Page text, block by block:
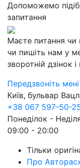
Допоможемо
запитання
Маєте питання чи
чи пишіть нам у
зворотній дзінок
Передзвоніть мені
Київ, бульвар
+38 067 597-50-
Понеділок -
09:00 - 20:00
Тільки
Про